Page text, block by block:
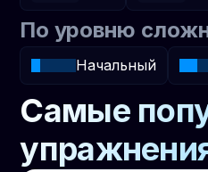
По уровню
Начальный
Самые